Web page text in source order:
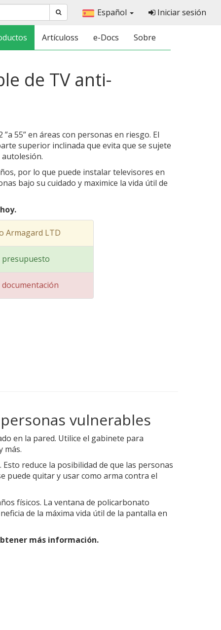
Español Iniciar sesión
Artículoss e-Docs Sobre
de TV anti-
55” en áreas con personas en riesgo. El
superior inclinada que evita que se sujete
autolesión.
por lo que puede instalar televisores en
bajo su cuidado y maximice la vida útil de
Armagard LTD
presupuesto
vulnerables
en la pared. Utilice el gabinete para
más.
reduce la posibilidad de que las personas
puede quitar y usar como arma contra el
físicos. La ventana de policarbonato
de la máxima vida útil de la pantalla en
más información.